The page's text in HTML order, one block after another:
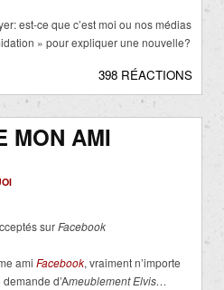
est-ce que c’est moi ou nos médias
» pour expliquer une nouvelle?
398 RÉACTIONS
MON AMI
surFacebook
ami Facebook, vraiment n’importe
d’Ameublement Elvis…